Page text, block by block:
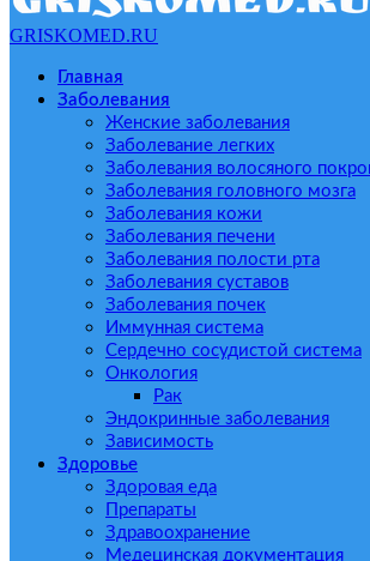
GRISKOMED.RU
Главная
Заболевания
Женские заболевания
Заболевание легких
Заболевания волосяного
Заболевания головного мозга
Заболевания кожи
Заболевания печени
Заболевания полости рта
Заболевания суставов
Заболевания почек
Иммунная система
Сердечно сосудистой система
Онкология
Рак
Эндокринные заболевания
Зависимость
Здоровье
Здоровая еда
Препараты
Здравоохранение
Медецинская документация